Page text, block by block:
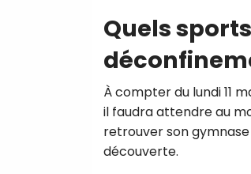
Quels
À compter du lundi 11
il faudra attendre au
retrouver son
découverte.